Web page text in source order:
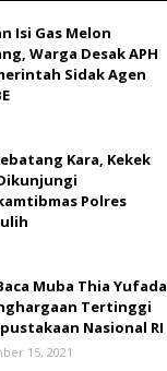
Isi Gas Melon
Warga Desak APH
Sidak Agen
Kara, Kekek
Polres
Muba Thia Yufada
Tertinggi
Nasional RI
15, 2021